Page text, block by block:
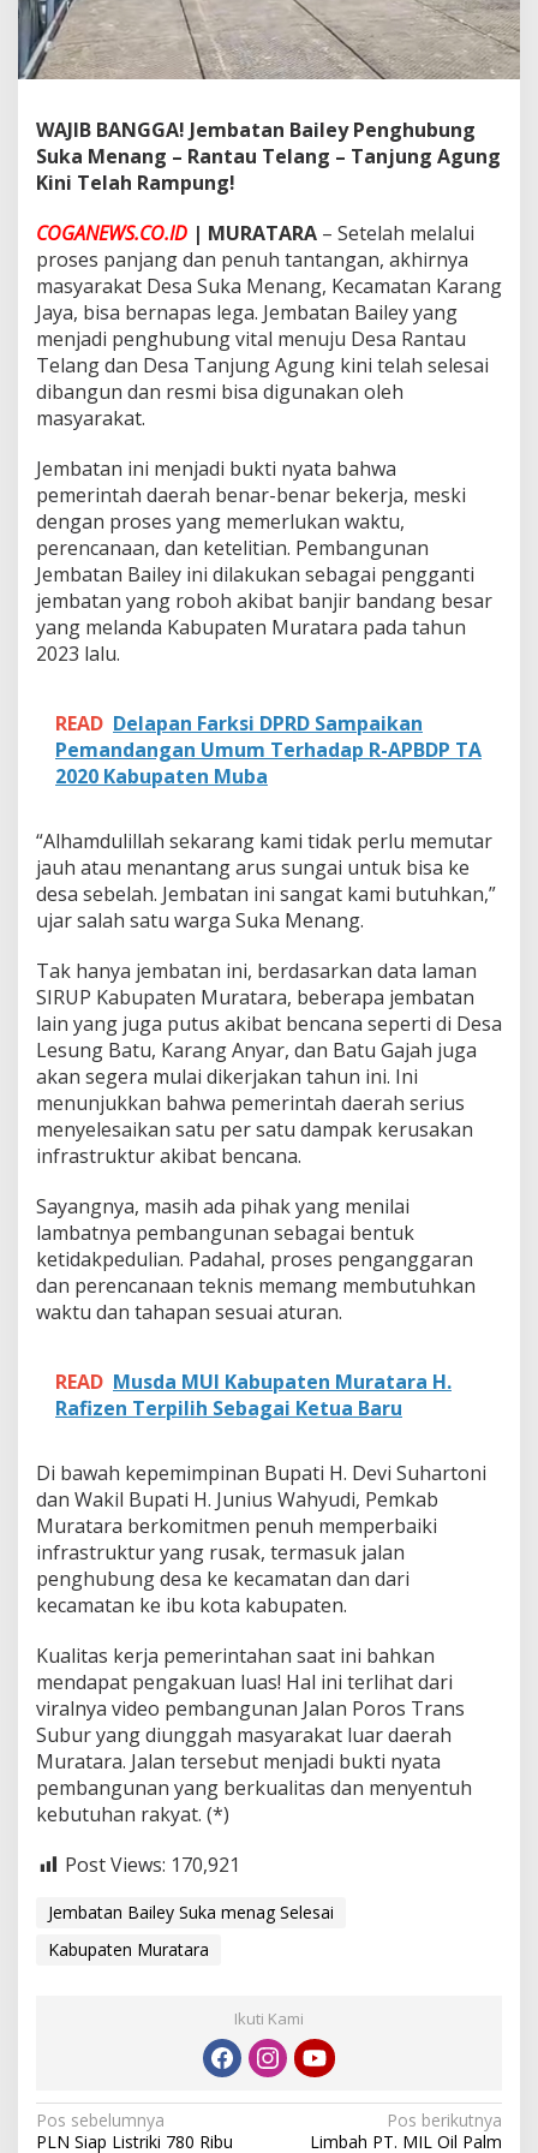
e
n
a
–
R
a
t
a
u
T
e
l
a
n
g
n
j
u
n
g
A
g
u
i
n
i
T
a
h
R
a
m
u
n
g
!
WAJIB BANGGA! Jembatan Bailey Penghubung
Suka Menang – Rantau Telang – Tanjung Agung
Kini Telah Rampung!
COGANEWS.CO.ID | MURATARA – Setelah melalui
proses panjang dan penuh tantangan, akhirnya
masyarakat Desa Suka Menang, Kecamatan Karang
Jaya, bisa bernapas lega. Jembatan Bailey yang
menjadi penghubung vital menuju Desa Rantau
Telang dan Desa Tanjung Agung kini telah selesai
dibangun dan resmi bisa digunakan oleh
masyarakat.
Jembatan ini menjadi bukti nyata bahwa
pemerintah daerah benar-benar bekerja, meski
dengan proses yang memerlukan waktu,
perencanaan, dan ketelitian. Pembangunan
Jembatan Bailey ini dilakukan sebagai pengganti
jembatan yang roboh akibat banjir bandang besar
yang melanda Kabupaten Muratara pada tahun
2023 lalu.
READ Delapan Farksi DPRD Sampaikan
Pemandangan Umum Terhadap R-APBDP TA
2020 Kabupaten Muba
“Alhamdulillah sekarang kami tidak perlu memutar
jauh atau menantang arus sungai untuk bisa ke
desa sebelah. Jembatan ini sangat kami butuhkan,”
ujar salah satu warga Suka Menang.
Tak hanya jembatan ini, berdasarkan data laman
SIRUP Kabupaten Muratara, beberapa jembatan
lain yang juga putus akibat bencana seperti di Desa
Lesung Batu, Karang Anyar, dan Batu Gajah juga
akan segera mulai dikerjakan tahun ini. Ini
menunjukkan bahwa pemerintah daerah serius
menyelesaikan satu per satu dampak kerusakan
infrastruktur akibat bencana.
Sayangnya, masih ada pihak yang menilai
lambatnya pembangunan sebagai bentuk
ketidakpedulian. Padahal, proses penganggaran
dan perencanaan teknis memang membutuhkan
waktu dan tahapan sesuai aturan.
READ Musda MUI Kabupaten Muratara H.
Rafizen Terpilih Sebagai Ketua Baru
Di bawah kepemimpinan Bupati H. Devi Suhartoni
dan Wakil Bupati H. Junius Wahyudi, Pemkab
Muratara berkomitmen penuh memperbaiki
infrastruktur yang rusak, termasuk jalan
penghubung desa ke kecamatan dan dari
kecamatan ke ibu kota kabupaten.
Kualitas kerja pemerintahan saat ini bahkan
mendapat pengakuan luas! Hal ini terlihat dari
viralnya video pembangunan Jalan Poros Trans
Subur yang diunggah masyarakat luar daerah
Muratara. Jalan tersebut menjadi bukti nyata
pembangunan yang berkualitas dan menyentuh
kebutuhan rakyat. (*)
Post Views: 170,921
Jembatan Bailey Suka menag Selesai
Kabupaten Muratara
Ikuti Kami
N
Pos sebelumnya
PLN Siap Listriki 780 Ribu
Pos berikutnya
Limbah PT. MIL Oil Palm